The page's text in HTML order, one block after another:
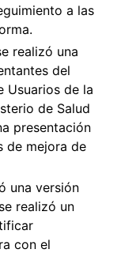
a las
realizó una
del
Usuarios de la
de Salud
presentación
de mejora de
una versión
realizó un
con el